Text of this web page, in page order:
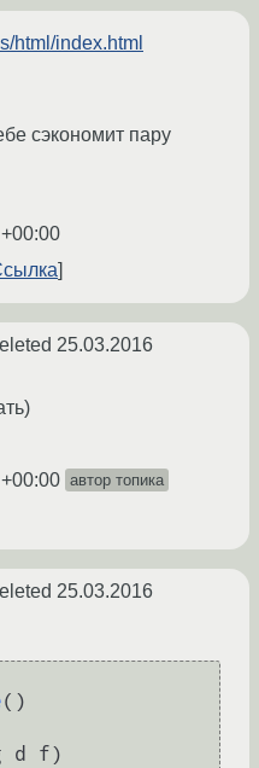
html/index.html
сэкономит пару
25.03.2016
автор топика
25.03.2016
()
d f)